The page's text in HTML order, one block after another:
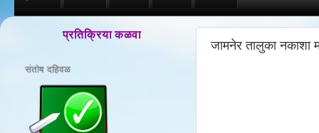
जामनेर तालुका नकाशा
प्रतिक्रिया कळवा
संतोष दहिवळ